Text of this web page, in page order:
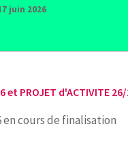
juin 2026
et PROJET d'ACTIVITE
en cours de finalisation